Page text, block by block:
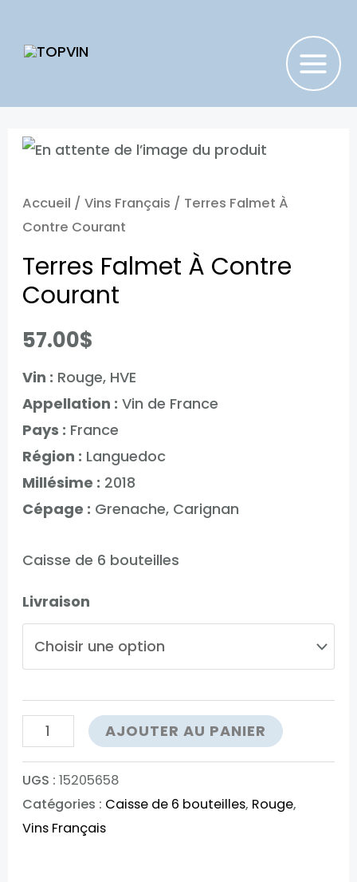
MAIN
Accueil / Vins Français / Terres Falmet À
Contre Courant
Terres Falmet À Contre
Courant
57.00$
Vin : Rouge, HVE
Appellation : Vin de France
Pays : France
Région : Languedoc
Millésime : 2018
Cépage : Grenache, Carignan
Caisse de 6 bouteilles
Livraison
quantité
de
Terres
Falmet
À
AJOUTER AU PANIER
UGS : 15205658
Catégories : Caisse de 6 bouteilles, Rouge,
Vins Français